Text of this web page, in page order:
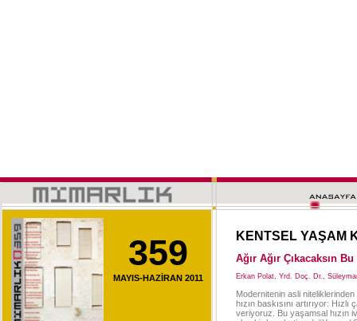
359
MAYIS-HAZİRAN 2011
KENTSEL YAŞAM
Ağır Ağır Çıkacaksın
Erkan Polat, Yrd. Doç. Dr.,
Modernitenin asli
hızın baskısını artırıyor:
veriyoruz. Bu yaşamsal hızın